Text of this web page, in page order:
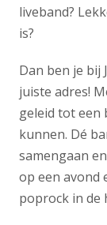
liveband?
is?
Dan ben je bij
juiste adres!
geleid tot een
kunnen. Dé
samengaan
op een avond
poprock in de